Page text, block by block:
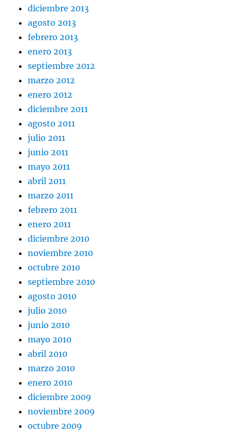
diciembre 2013
agosto 2013
febrero 2013
enero 2013
septiembre 2012
marzo 2012
enero 2012
diciembre 2011
agosto 2011
julio 2011
junio 2011
mayo 2011
abril 2011
marzo 2011
febrero 2011
enero 2011
diciembre 2010
noviembre 2010
octubre 2010
septiembre 2010
agosto 2010
julio 2010
junio 2010
mayo 2010
abril 2010
marzo 2010
enero 2010
diciembre 2009
noviembre 2009
octubre 2009